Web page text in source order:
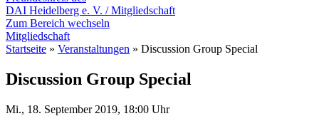
DAI Heidelberg e. V. / Mitgliedschaft
Zum Bereich wechseln
Mitgliedschaft
Startseite » Veranstaltungen » Discussion Group Special
Discussion Group Special
Mi., 18. September 2019, 18:00 Uhr